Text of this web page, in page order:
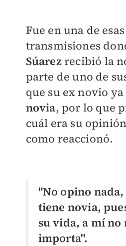
Fue en una de esas
transmisiones
Súarezrecibió la
parte de uno de
que su ex novio
novia, por lo que
cuál era su
como reaccionó.
"No opino nada,
tiene novia,
su vida, a mí no
importa".